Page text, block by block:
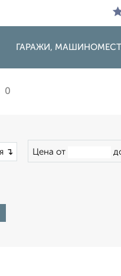
ГАРАЖИ,
0
↴ Цена от